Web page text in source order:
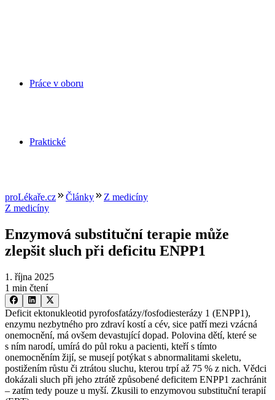
Práce v oboru
Praktické
proLékaře.cz Články
Z medicíny
Z medicíny
Enzymová substituční terapie může
zlepšit sluch při deficitu ENPP1
1. října 2025
1 min čtení
Deficit ektonukleotid pyrofosfatázy/fosfodiesterázy 1 (ENPP1),
enzymu nezbytného pro zdraví kostí a cév, sice patří mezi vzácná
onemocnění, má ovšem devastující dopad. Polovina dětí, které se
s ním narodí, umírá do půl roku a pacienti, kteří s tímto
onemocněním žijí, se musejí potýkat s abnormalitami skeletu,
postižením růstu či ztrátou sluchu, kterou trpí až 75 % z nich. Vědci
dokázali sluch při jeho ztrátě způsobené deficitem ENPP1 zachránit
–⁠ zatím tedy pouze u myší. Zkusili to enzymovou substituční terapií